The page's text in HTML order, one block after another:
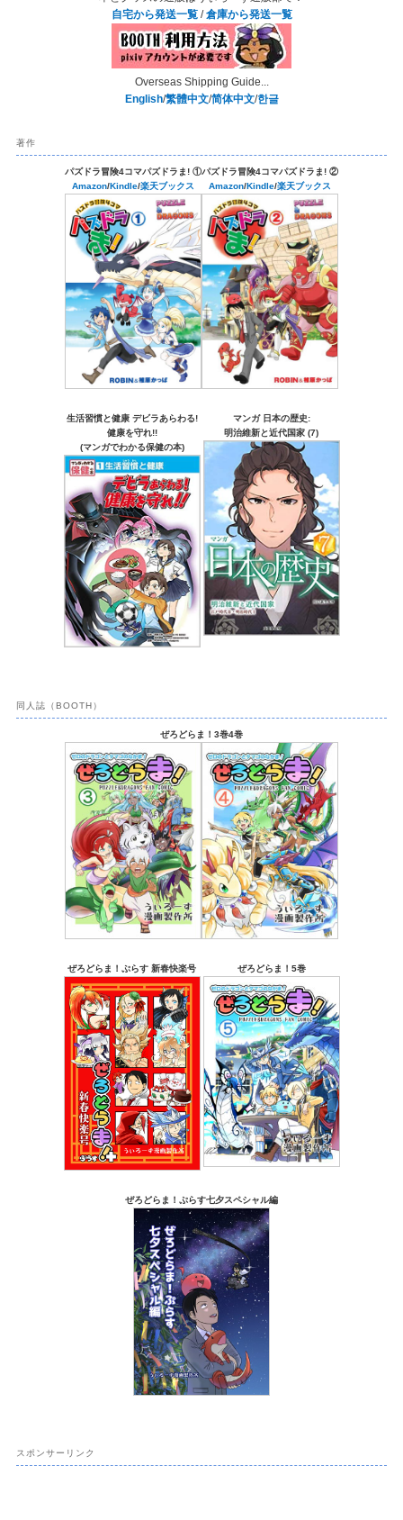
自宅から発送一覧/倉庫から発送一覧
Overseas Shipping Guide...
English/繁體中文/简体中文/한글
著作
パズドラ冒険4コマパズドラま! ①
Amazon/Kindle/楽天ブックス
パズドラ冒険4コマパズドラま! ②
Amazon/Kindle/楽天ブックス
生活習慣と健康 デビラあらわる!
健康を守れ!!
(マンガでわかる保健の本)
マンガ 日本の歴史:
明治維新と近代国家 (7)
同人誌（BOOTH）
ぜろどらま！3巻4巻
ぜろどらま！ぷらす 新春快楽号 ぜろどらま！5巻
ぜろどらま！ぷらす七夕スペシャル編
スポンサーリンク